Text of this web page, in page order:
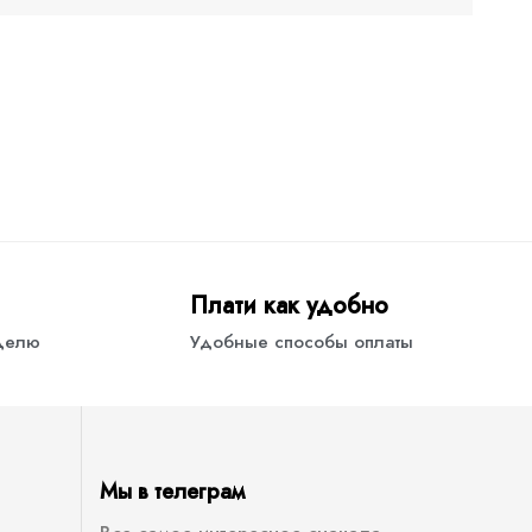
Плати как удобно
Удобные способы оплаты
Мы в телеграм